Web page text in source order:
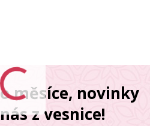
měsíce, novinky
z vesnice!